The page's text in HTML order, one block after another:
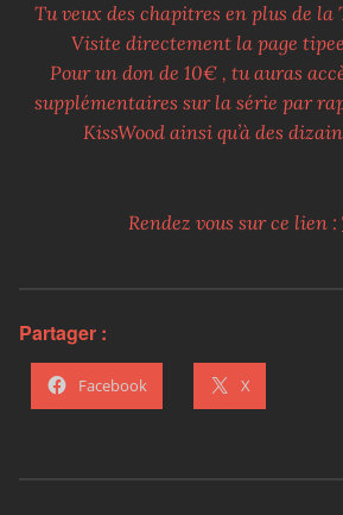
Tu veux des chapitres en plus de la
Visite directement la page
Pour un don de 10€ , tu auras
supplémentaires sur la série par
KissWood ainsi qu’à des
Rendez vous sur ce lien :
Partager :
Facebook X